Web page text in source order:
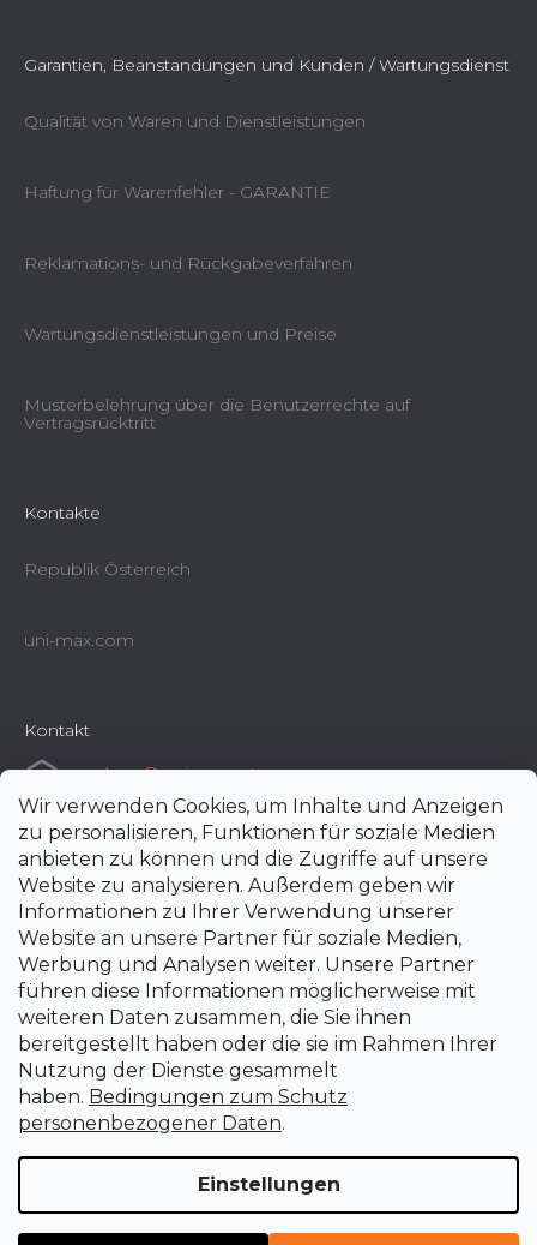
Wir verwenden Cookies, um Inhalte und Anzeigen
zu personalisieren, Funktionen für soziale Medien
anbieten zu können und die Zugriffe auf unsere
Website zu analysieren. Außerdem geben wir
Informationen zu Ihrer Verwendung unserer
Website an unsere Partner für soziale Medien,
Werbung und Analysen weiter. Unsere Partner
führen diese Informationen möglicherweise mit
weiteren Daten zusammen, die Sie ihnen
bereitgestellt haben oder die sie im Rahmen Ihrer
Nutzung der Dienste gesammelt
haben. Bedingungen zum Schutz
personenbezogener Daten.
Einstellungen
Garantien, Beanstandungen und Kunden / Wartungsdienst
Qualität von Waren und Dienstleistungen
Haftung für Warenfehler - GARANTIE
Reklamations- und Rückgabeverfahren
Wartungsdienstleistungen und Preise
Musterbelehrung über die Benutzerrechte auf
Vertragsrücktritt
Kontakte
Republik Österreich
uni-max.com
Kontakt
e-shop@uni-max.at
+420 266 190 190
Erstellt von Shoptet Premium